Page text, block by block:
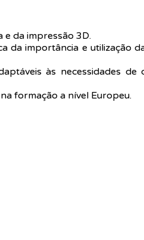
da impressão 3D.
da importância e utilização
às necessidades
formação a nível Europeu.